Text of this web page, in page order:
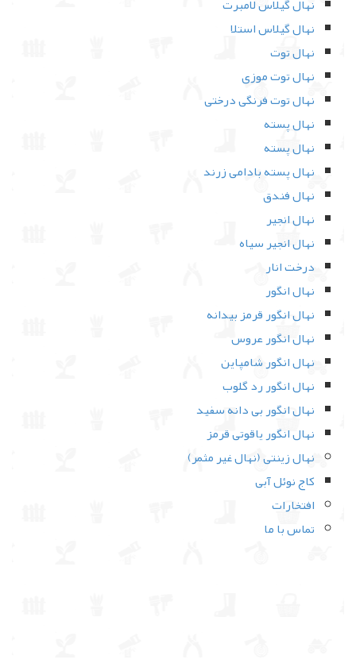
نهال گیلاس لامبرت
نهال گیلاس استلا
نهال توت
نهال توت موزی
نهال توت فرنگی درختی
نهال پسته
نهال پسته
نهال پسته بادامی زرند
نهال فندق
نهال انجیر
نهال انجیر سیاه
درخت انار
نهال انگور
نهال انگور قرمز بیدانه
نهال انگور عروس
نهال انگور شامپاین
نهال انگور رد گلوب
نهال انگور بی‌ دانه سفید
نهال انگور یاقوتی قرمز
نهال زینتی (نهال غیر مثمر)
کاج نوئل آبی
افتخارات
تماس با ما